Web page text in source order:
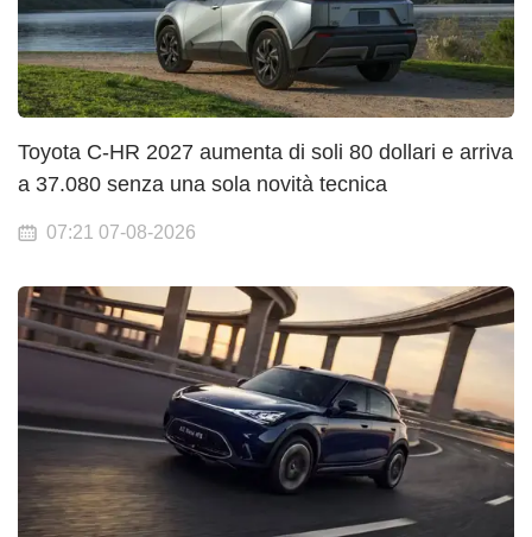
Toyota C-HR 2027 aumenta di soli 80 dollari e arriva
a 37.080 senza una sola novità tecnica
07:21 07-08-2026